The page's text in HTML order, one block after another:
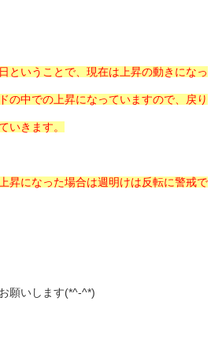
ということで、現在は上昇の動きになっ
の中での上昇になっていますので、戻り
いきます。
昇になった場合は週明けは反転に警戒で
願いします(*^-^*)